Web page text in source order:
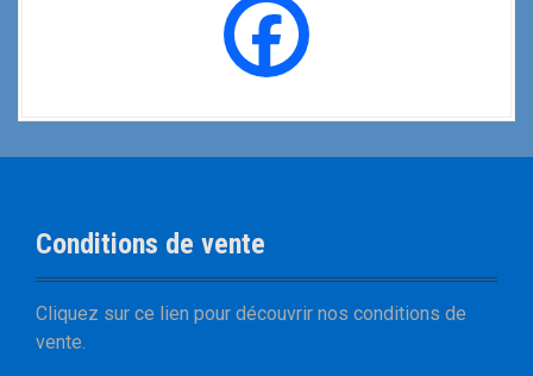
Conditions de vente
Cliquez sur ce lien pour découvrir nos conditions de
vente.